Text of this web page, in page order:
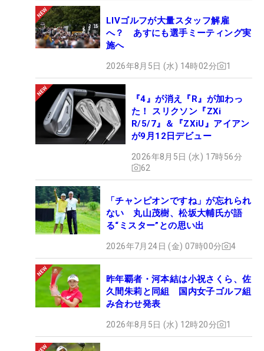
LIVゴルフが大量スタッフ解雇
へ？ あすにも選手ミーティング実
施へ
2026年8月5日 (水) 14時02分 1
『4』が消え『R』が加わっ
た！ スリクソン『ZXi
R/5/7』＆『ZXiU』アイアン
が9月12日デビュー
2026年8月5日 (水) 17時56分
62
「チャンピオンですね」が忘れられ
ない 丸山茂樹、松坂大輔氏が語
る“ミスター”との思い出
2026年7月24日 (金) 07時00分 4
昨年覇者・河本結は小祝さくら、佐
久間朱莉と同組 国内女子ゴルフ組
み合わせ発表
2026年8月5日 (水) 12時20分 1